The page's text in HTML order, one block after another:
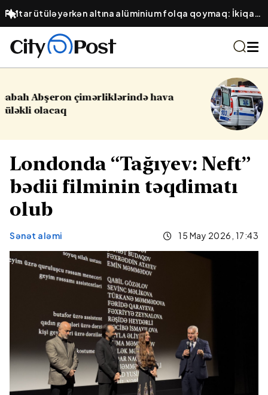
Paltar ütüləyərkən altına alüminium folqa qoymaq: İkiqat
sürətli ütüləmə üsulu
16 yaşlı yeniyetmə öldü, yaralılar
Londonda “Tağıyev: Neft”
bədii filminin təqdimatı
olub
Sənət aləmi 15 May 2026, 17:43